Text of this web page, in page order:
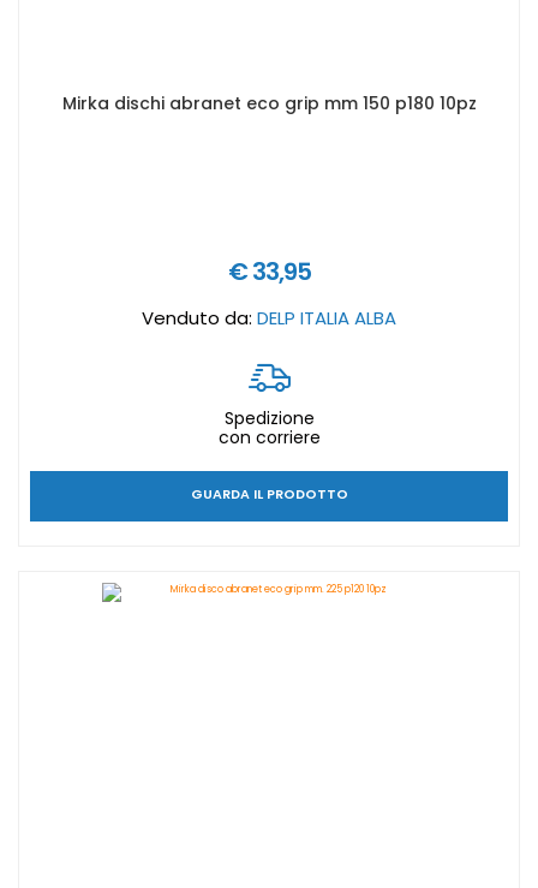
Mirka dischi abranet eco grip mm 150 p180 10pz
€ 33,95
Venduto da: DELP ITALIA ALBA
Spedizione
con corriere
GUARDA IL PRODOTTO